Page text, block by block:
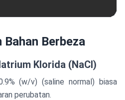
Berbeza
Klorida (NaCl)
(w/v) (saline normal) biasa
perubatan.